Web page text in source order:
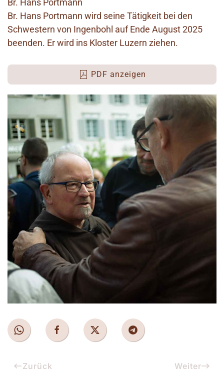
Br. Hans Portmann
Br. Hans Portmann wird seine Tätigkeit bei den
Schwestern von Ingenbohl auf Ende August 2025
beenden. Er wird ins Kloster Luzern ziehen.
PDF anzeigen
Zurück Weiter